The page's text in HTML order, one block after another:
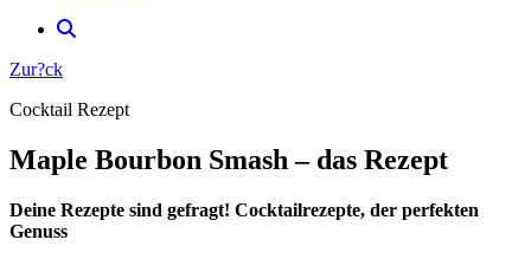
Zur?ck
Cocktail Rezept
Maple Bourbon Smash – das Rezept
Deine Rezepte sind gefragt! Cocktailrezepte, der perfekten
Genuss